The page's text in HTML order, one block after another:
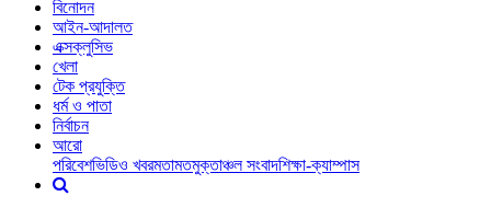
বিনোদন
আইন-আদালত
এক্সক্লুসিভ
খেলা
টেক প্রযুক্তি
ধর্ম ও পাতা
নির্বাচন
আরো
পরিবেশভিডিও খবরমতামতমুক্তাঞ্চল সংবাদশিক্ষা-ক্যাম্পাস